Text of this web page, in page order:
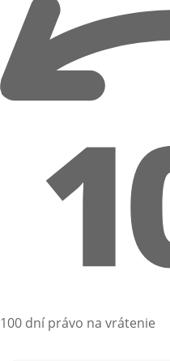
100 dní právo na vrátenie